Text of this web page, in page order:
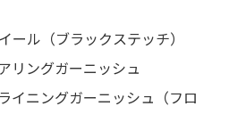
ール（ブラックステッチ）
リングガーニッシュ
イニングガーニッシュ（フロ